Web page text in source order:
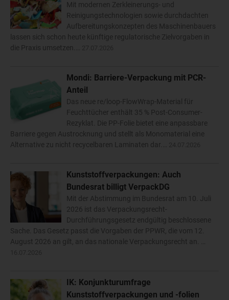
Mit modernen Zerkleinerungs- und
Reinigungstechnologien sowie durchdachten
Aufbereitungskonzepten des Maschinenbauers
lassen sich schon heute künftige regulatorische Zielvorgaben in
die Praxis umsetzen.…
Mondi: Barriere-Verpackung mit PCR-
Anteil
Das neue re/loop-FlowWrap-Material für
Feuchttücher enthält 35 % Post-Consumer-
Rezyklat. Die PP-Folie bietet eine anpassbare
Barriere gegen Austrocknung und stellt als Monomaterial eine
Alternative zu nicht recycelbaren Laminaten dar.…
Kunststoffverpackungen: Auch
Bundesrat billigt VerpackDG
Mit der Abstimmung im Bundesrat am 10. Juli
2026 ist das Verpackungsrecht-
Durchführungsgesetz endgültig beschlossene
Sache. Das Gesetz passt die Vorgaben der PPWR, die vom 12.
August 2026 an gilt, an das nationale Verpackungsrecht an. …
IK: Konjunkturumfrage
Kunststoffverpackungen und -folien